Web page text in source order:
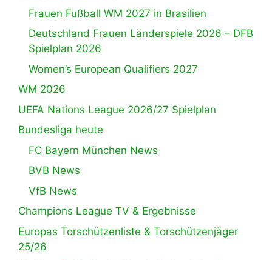
Frauen Fußball WM 2027 in Brasilien
Deutschland Frauen Länderspiele 2026 – DFB
Spielplan 2026
Women’s European Qualifiers 2027
WM 2026
UEFA Nations League 2026/27 Spielplan
Bundesliga heute
FC Bayern München News
BVB News
VfB News
Champions League TV & Ergebnisse
Europas Torschützenliste & Torschützenjäger
25/26